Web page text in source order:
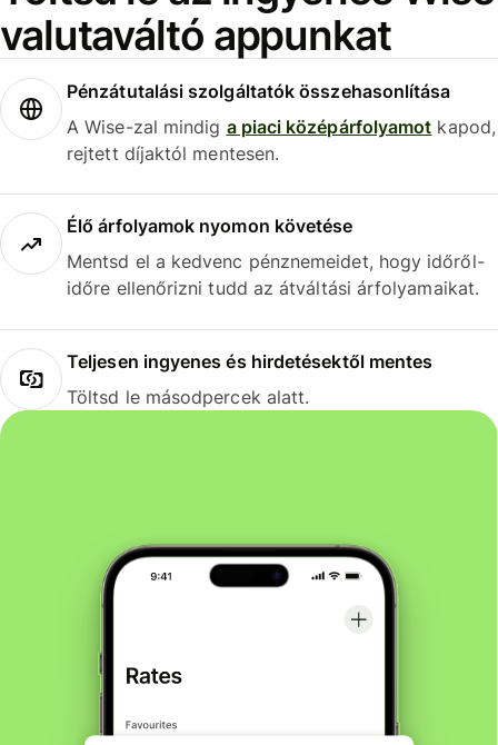
valutaváltó appunkat
Pénzátutalási szolgáltatók összehasonlítása
A Wise-zal mindig a piaci középárfolyamot kapod,
rejtett díjaktól mentesen.
Élő árfolyamok nyomon követése
Mentsd el a kedvenc pénznemeidet, hogy időről-
időre ellenőrizni tudd az átváltási árfolyamaikat.
Teljesen ingyenes és hirdetésektől mentes
Töltsd le másodpercek alatt.